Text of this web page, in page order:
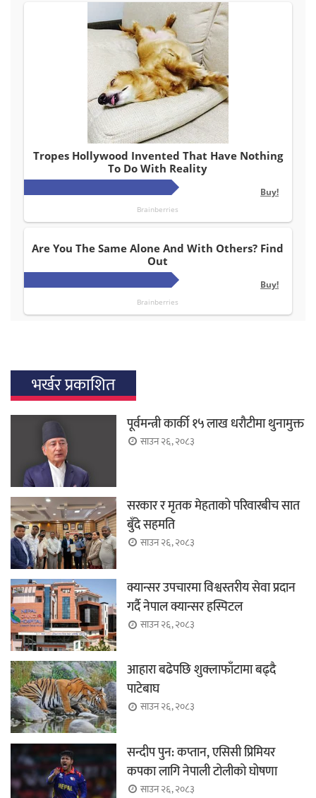
भर्खर प्रकाशित
पूर्वमन्त्री कार्की १५ लाख धरौटीमा थुनामुक्त
साउन २६, २०८३
सरकार र मृतक मेहताको परिवारबीच सात
बुँदे सहमति
साउन २६, २०८३
क्यान्सर उपचारमा विश्वस्तरीय सेवा प्रदान
गर्दै नेपाल क्यान्सर हस्पिटल
साउन २६, २०८३
आहारा बढेपछि शुक्लाफाँटामा बढ्दै
पाटेबाघ
साउन २६, २०८३
सन्दीप पुन: कप्तान, एसिसी प्रिमियर
कपका लागि नेपाली टोलीको घोषणा
साउन २६, २०८३